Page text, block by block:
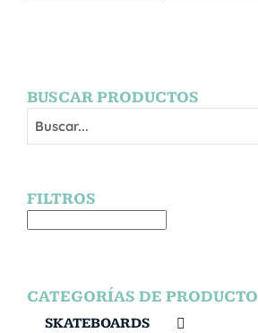
BUSCAR PRODUCTOS
FILTROS
CATEGORÍAS DE PRODUCTO
SKATEBOARDS